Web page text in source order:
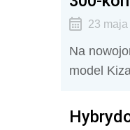
23 maja
Na
model